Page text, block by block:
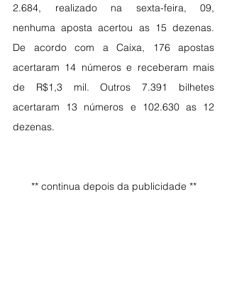
2.684, realizado na sexta-feira, 09,
nenhuma aposta acertou as 15 dezenas.
De acordo com a Caixa, 176 apostas
acertaram 14 números e receberam mais
de R$1,3 mil. Outros 7.391 bilhetes
acertaram 13 números e 102.630 as 12
dezenas.
** continua depois da publicidade **